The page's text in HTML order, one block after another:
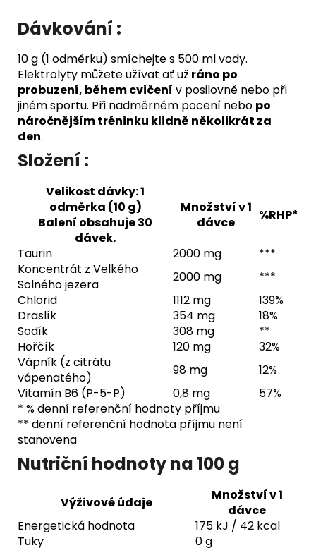
Dávkování :
10 g (1 odměrku) smíchejte s 500 ml vody.
Elektrolyty můžete užívat ať už ráno po
probuzení, během cvičení v posilovně nebo při
jiném sportu. Při nadměrném pocení nebo po
náročnějším tréninku klidně několikrát za
den.
Složení :
Velikost dávky: 1
odměrka (10 g)
Balení obsahuje 30
dávek.
Množství v 1
dávce
%RHP*
Taurin 2000 mg
***
Koncentrát z Velkého
Solného jezera
2000 mg
***
Chlorid
1112 mg
139%
Draslík
354 mg
18%
Sodík
308 mg
**
Hořčík
120 mg
32%
Vápník (z citrátu
vápenatého)
98 mg
12%
Vitamín B6 (P-5-P)
0,8 mg
57%
* % denní referenční hodnoty příjmu
** denní referenční hodnota příjmu není
stanovena
Nutriční hodnoty na 100 g
Výživové údaje
Množství v 1
dávce
Energetická hodnota
175 kJ / 42 kcal
Tuky
0 g